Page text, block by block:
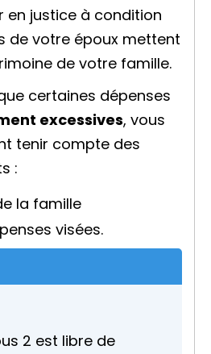
en justice à condition
de votre époux mettent
de votre famille.
certaines dépenses
excessives, vous
tenir compte des
:
la famille
visées.
2 est libre de